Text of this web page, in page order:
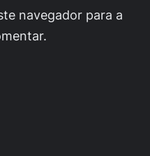
navegador para a